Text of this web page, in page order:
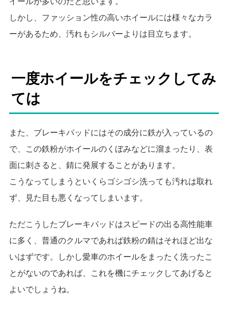
しかし、ファッション性の高いホイールには様々なカラ
ーがあるため、汚れもシルバーよりは目立ちます。
一度ホイールをチェックしてみ
ては
また、ブレーキパッドにはその成分に鉄が入っているの
で、この鉄粉がホイールのくぼみなどに溜まったり、表
面に刺さると、錆に発展することがあります。
こうなってしまうといくらゴシゴシ洗っても汚れは取れ
ず、見た目も悪くなってしまいます。
ただこうしたブレーキパッドはスピードの出る高性能車
に多く、普通のクルマであれば鉄粉の錆はそれほど出な
いはずです。しかし愛車のホイールをまったく洗ったこ
とがないのであれば、これを機にチェックしてあげると
よいでしょうね。